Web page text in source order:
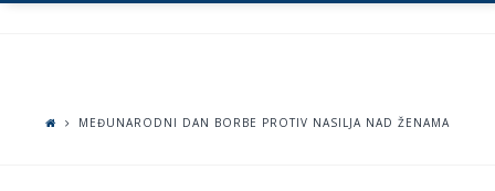
MEĐUNARODNI DAN BORBE PROTIV NASILJA NAD ŽENAMA